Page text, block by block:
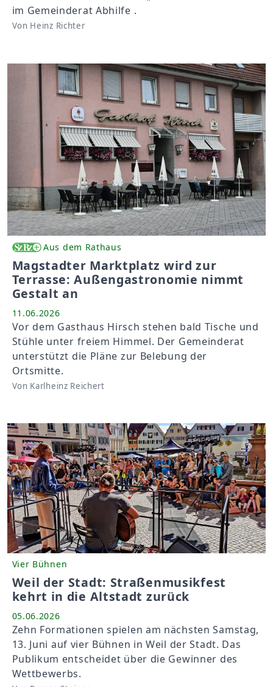
im Gemeinderat Abhilfe .
Von Heinz Richter
Aus dem Rathaus
Magstadter Marktplatz wird zur
Terrasse: Außengastronomie nimmt
Gestalt an
11.06.2026
Vor dem Gasthaus Hirsch stehen bald Tische und
Stühle unter freiem Himmel. Der Gemeinderat
unterstützt die Pläne zur Belebung der
Ortsmitte.
Von Karlheinz Reichert
Vier Bühnen
Weil der Stadt: Straßenmusikfest
kehrt in die Altstadt zurück
05.06.2026
Zehn Formationen spielen am nächsten Samstag,
13. Juni auf vier Bühnen in Weil der Stadt. Das
Publikum entscheidet über die Gewinner des
Wettbewerbs.